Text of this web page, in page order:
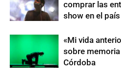
comprar las
show en el país
«Mi vida
sobre
Córdoba